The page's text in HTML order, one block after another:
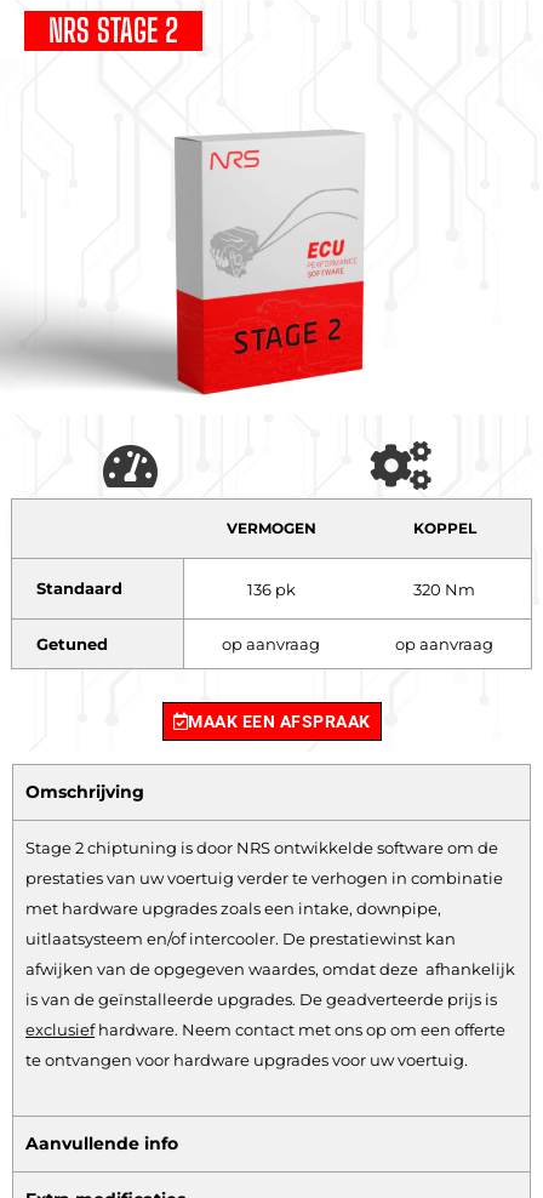
NRS STAGE 2
VERMOGEN KOPPEL
Standaard 136 pk 320 Nm
Getuned op aanvraag op aanvraag
MAAK EEN AFSPRAAK
Omschrijving
Stage 2 chiptuning is door NRS ontwikkelde software om de
prestaties van uw voertuig verder te verhogen in combinatie
met hardware upgrades zoals een intake, downpipe,
uitlaatsysteem en/of intercooler. De prestatiewinst kan
afwijken van de opgegeven waardes, omdat deze afhankelijk
is van de geïnstalleerde upgrades. De geadverteerde prijs is
exclusiefhardware. Neem contact met ons op om een offerte
te ontvangen voor hardware upgrades voor uw voertuig.
Aanvullende info